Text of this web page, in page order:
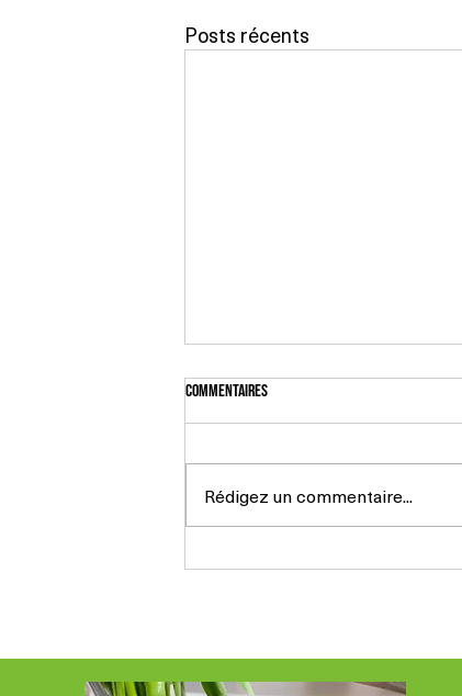
Posts récents
15/03/26 : Bretzelsonndeg
Commentaires
Rédigez un commentaire...